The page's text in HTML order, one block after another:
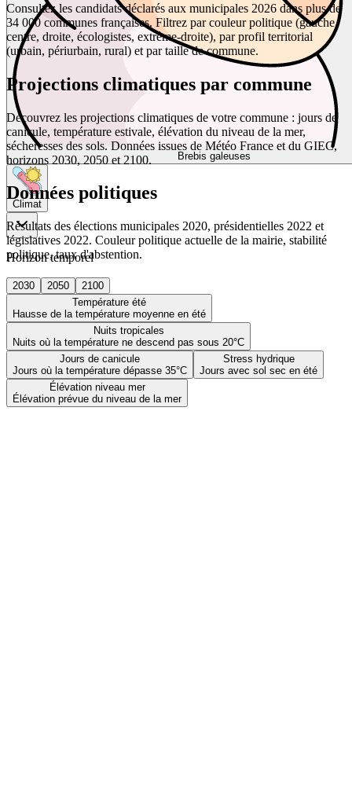
Brebis galeuses
Climat
Horizon temporel
2030 2050
2100
Température été
Hausse de la température moyenne en été
Nuits tropicales
Nuits où la température ne descend pas sous 20°C
Jours de canicule
Jours où la température dépasse 35°C
Stress hydrique
Jours avec sol sec en été
Élévation niveau mer
Élévation prévue du niveau de la mer
Consultez les candidats déclarés aux municipales 2026 dans plus de
34 000 communes françaises. Filtrez par couleur politique (gauche,
centre, droite, écologistes, extrême-droite), par profil territorial
(urbain, périurbain, rural) et par taille de commune.
Projections climatiques par commune
Découvrez les projections climatiques de votre commune : jours de
canicule, température estivale, élévation du niveau de la mer,
sécheresses des sols. Données issues de Météo France et du GIEC,
horizons 2030, 2050 et 2100.
Données politiques
Résultats des élections municipales 2020, présidentielles 2022 et
législatives 2022. Couleur politique actuelle de la mairie, stabilité
politique, taux d'abstention.